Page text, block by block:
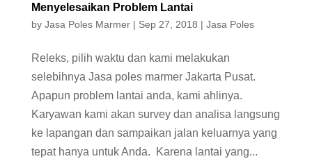
Menyelesaikan Problem Lantai
by Jasa Poles Marmer| Sep 27, 2018 | Jasa Poles
Releks, pilih waktu dan kami melakukan
selebihnya Jasa poles marmer Jakarta Pusat.
Apapun problem lantai anda, kami ahlinya.
Karyawan kami akan survey dan analisa langsung
ke lapangan dan sampaikan jalan keluarnya yang
tepat hanya untuk Anda. Karena lantai yang...